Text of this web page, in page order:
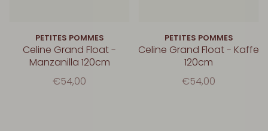
PETITES POMMES
Celine Grand Float -
Manzanilla 120cm
€54,00
PETITES POMMES
Celine Grand Float - Kaffe
120cm
€54,00